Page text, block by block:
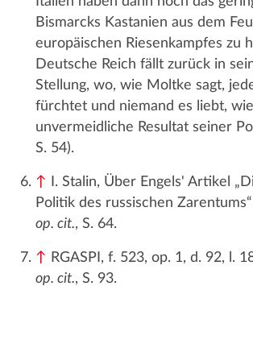
Bismarcks Kastanien aus dem
europäischen Riesenkampfes zu
Deutsche Reich fällt zurück in
Stellung, wo, wie Moltke sagt,
fürchtet und niemand es liebt,
unvermeidliche Resultat seiner
S. 54).
↑
I. Stalin, Über Engels' Artikel
Politik des russischen
op. cit., S. 64.
↑ RGASPI, f. 523, op. 1, d. 92, l.
op. cit., S. 93.